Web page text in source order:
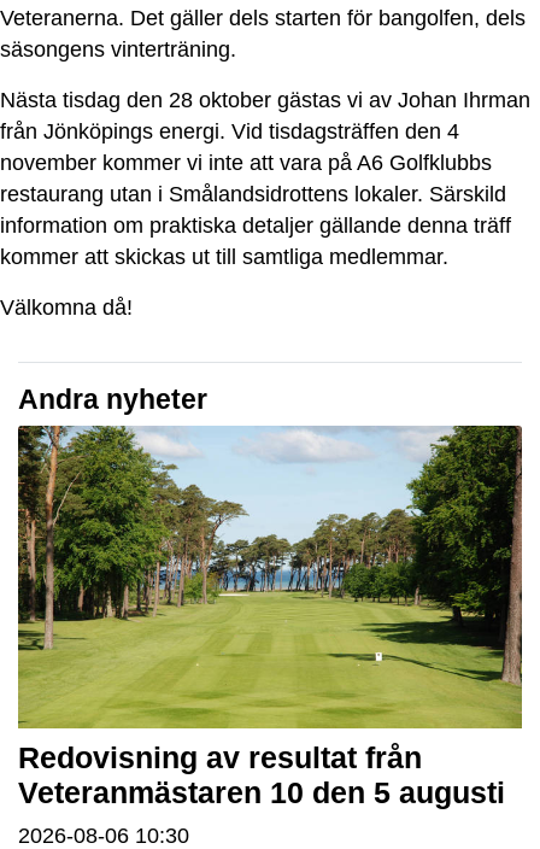
Veteranerna. Det gäller dels starten för bangolfen, dels
säsongens vinterträning.
Nästa tisdag den 28 oktober gästas vi av Johan Ihrman
från Jönköpings energi. Vid tisdagsträffen den 4
november kommer vi inte att vara på A6 Golfklubbs
restaurang utan i Smålandsidrottens lokaler. Särskild
information om praktiska detaljer gällande denna träff
kommer att skickas ut till samtliga medlemmar.
Välkomna då!
Andra nyheter
Redovisning av resultat från
Veteranmästaren 10 den 5 augusti
2026-08-06 10:30